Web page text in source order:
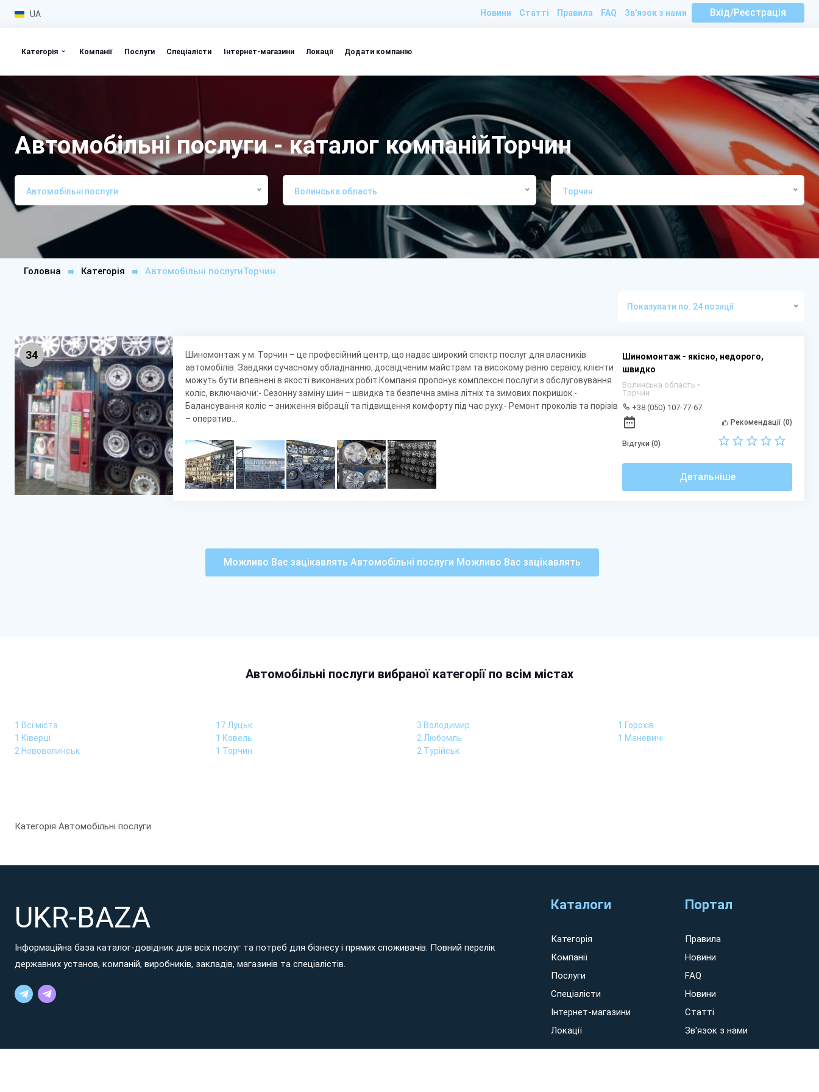
UA Новини Статті Правила FAQ Зв'язок з нами Вхід/Реєстрація
Категорія Компанії Послуги Спеціалісти Інтернет-магазини Локації Додати компанію
Автомобільні послуги - каталог компанійТорчин
Автомобільні послуги Волинська область Торчин
Головна Категорія Автомобільні послугиТорчин
Показувати по: 24 позиції
34
Шиномонтаж у м. Торчин – це професійний центр, що надає широкий спектр послуг для власників
автомобілів. Завдяки сучасному обладнанню, досвідченим майстрам та високому рівню сервісу, клієнти
можуть бути впевнені в якості виконаних робіт.Компанія пропонує комплексні послуги з обслуговування
коліс, включаючи:- Сезонну заміну шин – швидка та безпечна зміна літніх та зимових покришок.-
Балансування коліс – зниження вібрації та підвищення комфорту під час руху.- Ремонт проколів та порізів
– оператив...
Шиномонтаж - якісно, недорого,
швидко
Волинська область •
Торчин
+38 (050) 107-77-67
Рекомендації (0)
Відгуки (0)
Детальніше
Можливо Вас зацікавлять Автомобільні послуги Можливо Вас зацікавлять
Автомобільні послуги вибраної категорії по всім містах
1 Всі міста 17 Луцьк 3 Володимир
1 Горохів
1 Ківерці
1 Ковель 2 Любомль
1 Маневичі
2 Нововолинськ
1 Торчин 2 Турійськ
Категорія Автомобільні послуги
UKR-BAZA
Інформаційна база каталог-довідник для всіх послуг та потреб для бізнесу і прямих споживачів. Повний перелік
державних установ, компаній, виробників, закладів, магазинів та спеціалістів.
Каталоги
Категорія
Компанії
Послуги
Спеціалісти
Інтернет-магазини
Локації
Портал
Правила
Новини
FAQ
Новини
Статті
Зв'язок з нами